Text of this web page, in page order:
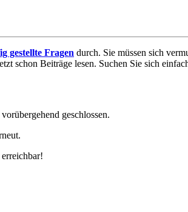
gestellte Fragen durch. Sie müssen sich
schon Beiträge lesen. Suchen Sie sich
geschlossen.